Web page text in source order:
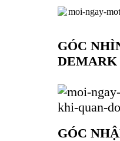
GÓC
DEMARK
GÓC